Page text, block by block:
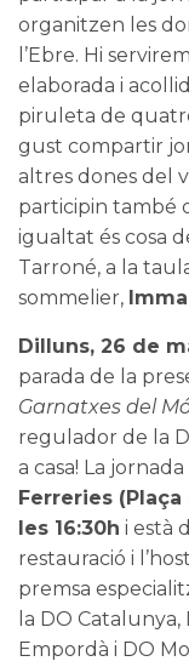
organitzen les
l’Ebre. Hi
elaborada i
piruleta de
gust compartir
altres dones del
participin també
igualtat és cosa
Tarroné, a la
sommelier,
Dilluns, 26 de
parada de la
Garnatxes del
regulador de la
a casa! La
Ferreries
les 16:30h i està
restauració i
premsa
la DO
Empordà i DO